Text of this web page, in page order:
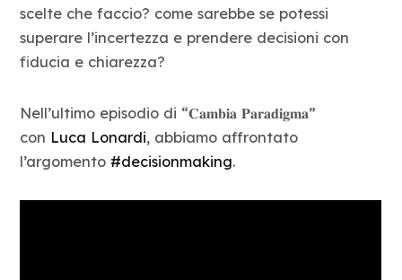
Blog
scelte che faccio? come sarebbe se potessi
superare l’incertezza e prendere decisioni con
fiducia e chiarezza?
Nell’ultimo episodio di “𝐂𝐚𝐦𝐛𝐢𝐚 𝐏𝐚𝐫𝐚𝐝𝐢𝐠𝐦𝐚”
con Luca Lonardi, abbiamo affrontato
l’argomento #decisionmaking.